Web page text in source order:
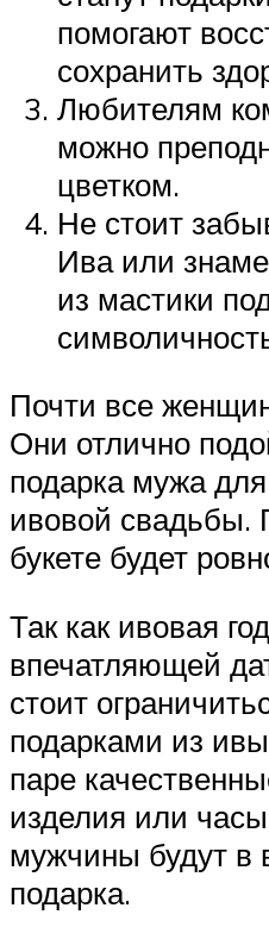
помогают
сохранить
Любителям
можно
цветком.
Не стоит
Ива или
из мастики
Почти все
Они отлично
подарка мужа
ивовой свадьбы.
букете будет
Так как ивовая
впечатляющей
стоит
подарками из
паре
изделия или
мужчины будут в
подарка.